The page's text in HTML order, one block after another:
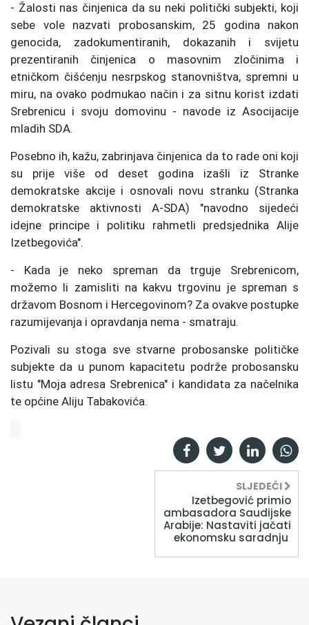
- Žalosti nas činjenica da su neki politički subjekti, koji
sebe vole nazvati probosanskim, 25 godina nakon
genocida, zadokumentiranih, dokazanih i svijetu
prezentiranih činjenica o masovnim zločinima i
etničkom čišćenju nesrpskog stanovništva, spremni u
miru, na ovako podmukao način i za sitnu korist izdati
Srebrenicu i svoju domovinu - navode iz Asocijacije
mladih SDA.
Posebno ih, kažu, zabrinjava činjenica da to rade oni koji
su prije više od deset godina izašli iz Stranke
demokratske akcije i osnovali novu stranku (Stranka
demokratske aktivnosti A-SDA) "navodno sijedeći
idejne principe i politiku rahmetli predsjednika Alije
Izetbegovića".
- Kada je neko spreman da trguje Srebrenicom,
možemo li zamisliti na kakvu trgovinu je spreman s
državom Bosnom i Hercegovinom? Za ovakve postupke
razumijevanja i opravdanja nema - smatraju.
Pozivali su stoga sve stvarne probosanske političke
subjekte da u punom kapacitetu podrže probosansku
listu "Moja adresa Srebrenica" i kandidata za načelnika
te općine Aliju Tabakovića.
SLJEDEĆI
Izetbegović primio
ambasadora Saudijske
Arabije: Nastaviti jačati
ekonomsku saradnju